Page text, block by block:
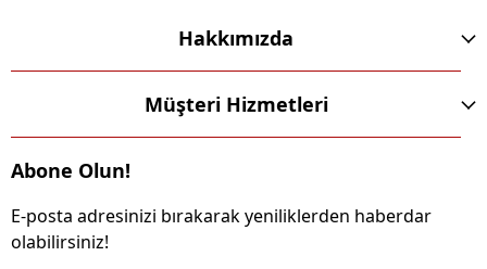
Hakkımızda
Müşteri Hizmetleri
Abone Olun!
E-posta adresinizi bırakarak yeniliklerden haberdar
olabilirsiniz!